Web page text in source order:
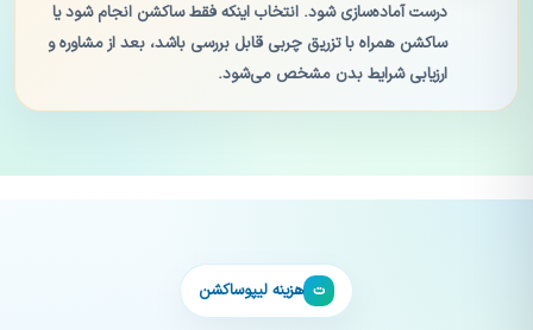
درست آماده‌سازی شود. انتخاب اینکه فقط ساکشن انجام شود یا
ساکشن همراه با تزریق چربی قابل بررسی باشد، بعد از مشاوره و
ارزیابی شرایط بدن مشخص می‌شود.
ت هزینه لیپوساکشن